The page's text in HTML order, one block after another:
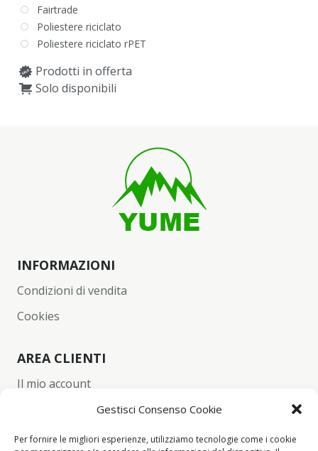
Gestisci Consenso Cookie
Per fornire le migliori esperienze, utilizziamo tecnologie come i cookie
Fairtrade
Poliestere riciclato
Poliestere riciclato rPET
Prodotti in offerta
Solo disponibili
INFORMAZIONI
Condizioni di vendita
Cookies
AREA CLIENTI
Il mio account
Wishlist